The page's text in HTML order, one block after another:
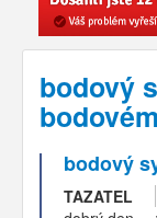
bodový
bodový
TAZATEL